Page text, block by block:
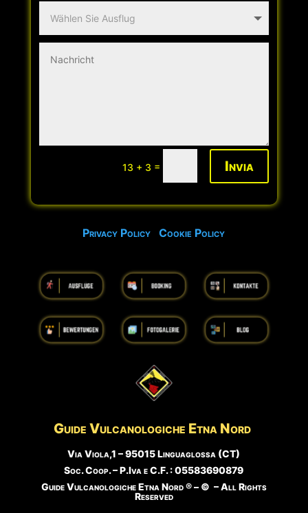
13 + 3 = Invia
Privacy PolicyCookie Policy
Guide Vulcanologiche Etna Nord
Via Viola,1 – 95015 Linguaglossa (CT)
Soc. Coop. – P.Iva e C.F. : 05583690879
Guide Vulcanologiche Etna Nord ® – © – All Rights
Reserved